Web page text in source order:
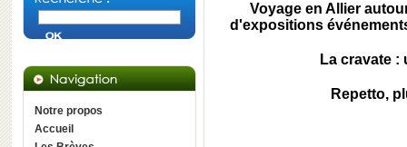
Notre propos
Accueil
Voyage en Allier
d'expositions
La cravate :
Repetto,